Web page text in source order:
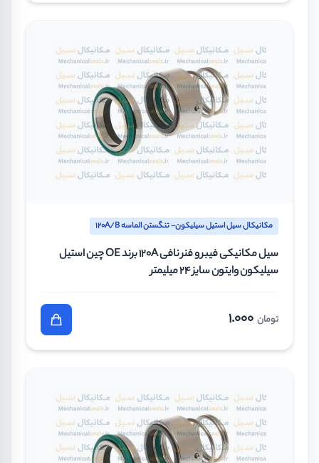
مکانیکال سیل استیل سیلیکون- تنگستن الماسه 120A/B
سیل مکانیکی فیبر و فنر نافی 120A برند OE چین استیل
سیلیکون وایتون سایز 24 میلیمتر
تومان 1.000